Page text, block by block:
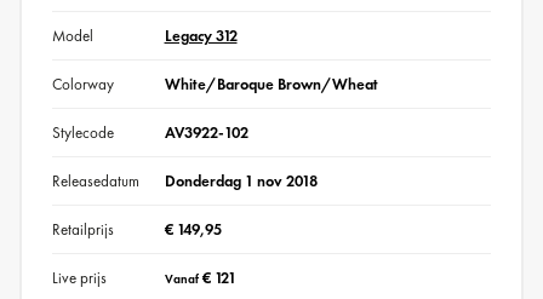
Model Legacy 312
Colorway White/Baroque Brown/Wheat
Stylecode AV3922-102
Releasedatum Donderdag 1 nov 2018
Retailprijs € 149,95
Live prijs Vanaf€ 121